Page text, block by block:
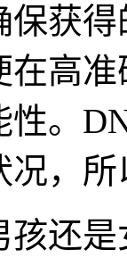
保获
在高
性。
况，
还是